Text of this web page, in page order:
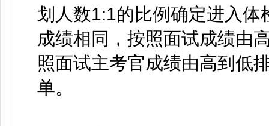
划人数1:1的比例确定进入
成绩相同，按照面试成绩由
照面试主考官成绩由高到低
单。